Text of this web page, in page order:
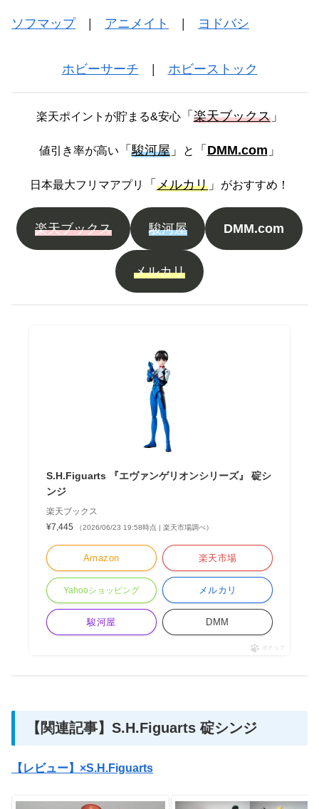
ソフマップ| アニメイト | ヨドバシ
ホビーサーチ | ホビーストック
楽天ポイントが貯まる&安心「 楽天ブックス」
値引き率が高い 「 駿河屋」 と 「 DMM.com 」
日本最大フリマアプリ 「 メルカリ 」 がおすすめ！
楽天ブックス 駿河屋 DMM.com
メルカリ
S.H.Figuarts 『エヴァンゲリオンシリーズ』 碇シ
ンジ
楽天ブックス
¥7,445
（2026/06/23 19:58時点 | 楽天市場調べ）
Amazon 楽天市場
Yahooショッピング メルカリ
駿河屋 DMM
ポチップ
【関連記事】S.H.Figuarts 碇シンジ
【レビュー】×S.H.Figuarts